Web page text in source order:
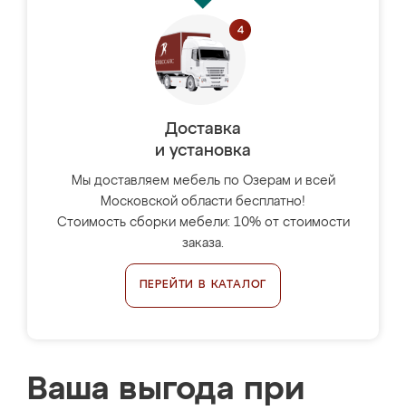
Доставка
и установка
Мы доставляем мебель по Озерам и всей
Московской области бесплатно!
Стоимость сборки мебели: 10% от стоимости
заказа.
ПЕРЕЙТИ В КАТАЛОГ
Ваша выгода при